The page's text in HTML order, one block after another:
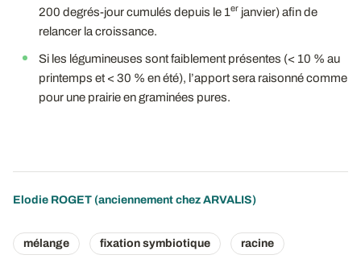
200 degrés-jour cumulés depuis le 1er janvier) afin de
relancer la croissance.
Si les légumineuses sont faiblement présentes (< 10 % au
printemps et < 30 % en été), l’apport sera raisonné comme
pour une prairie en graminées pures.
Elodie ROGET (anciennement chez ARVALIS)
mélange fixation symbiotique racine